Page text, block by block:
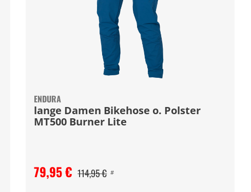
ENDURA
lange Damen Bikehose o. Polster
MT500 Burner Lite
79,95 € 114,95 € #